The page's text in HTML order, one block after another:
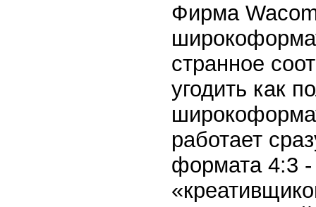
Фирма
странное
угодить как
работает
формата 4:3